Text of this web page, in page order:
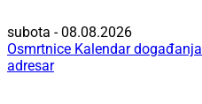
subota - 08.08.2026
Osmrtnice Kalendar događanja
adresar